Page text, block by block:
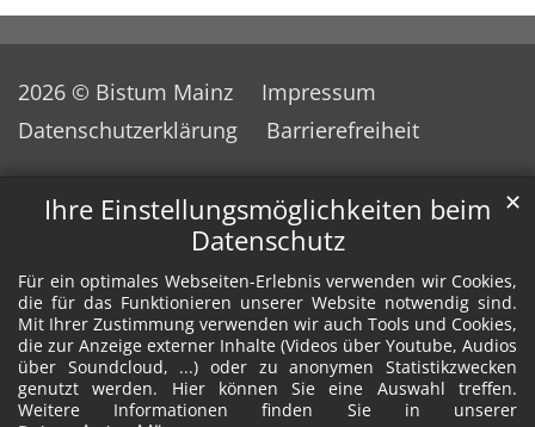
Ihre Einstellungsmöglichkeiten beim
Datenschutz
Für ein optimales Webseiten-Erlebnis verwenden wir Cookies,
die für das Funktionieren unserer Website notwendig sind.
Mit Ihrer Zustimmung verwenden wir auch Tools und Cookies,
die zur Anzeige externer Inhalte (Videos über Youtube, Audios
über Soundcloud, ...) oder zu anonymen Statistikzwecken
genutzt werden. Hier können Sie eine Auswahl treffen.
Weitere Informationen finden Sie in unserer
✕
2026 © Bistum Mainz
Impressum
Datenschutzerklärung
Barrierefreiheit